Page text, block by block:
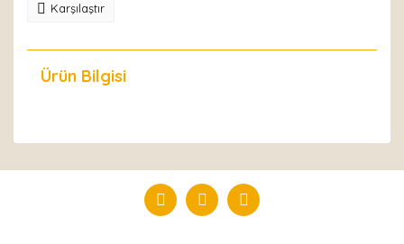
Karşılaştır
Ürün Bilgisi
Yorum Yaz